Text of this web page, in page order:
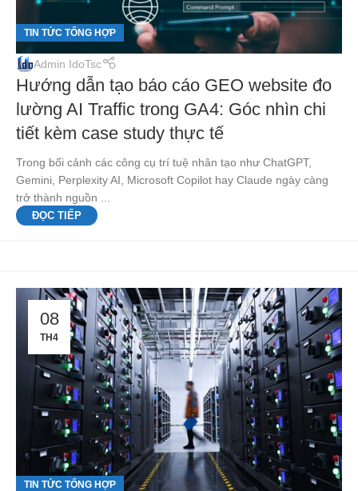
TIN TỨC TỔNG HỢP
Admin IdoTsc
Hướng dẫn tạo báo cáo GEO website đo
lường AI Traffic trong GA4: Góc nhìn chi
tiết kèm case study thực tế
Trong bối cảnh các công cụ trí tuệ nhân tạo như ChatGPT,
Gemini, Perplexity AI, Microsoft Copilot hay Claude ngày càng
trở thành nguồn ...
ĐỌC TIẾP
08
TH4
TIN TỨC TỔNG HỢP